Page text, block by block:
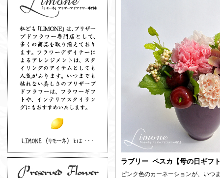
ラブリー ペスカ【母の日ギフ
ピンク色のカーネーションが、いつ